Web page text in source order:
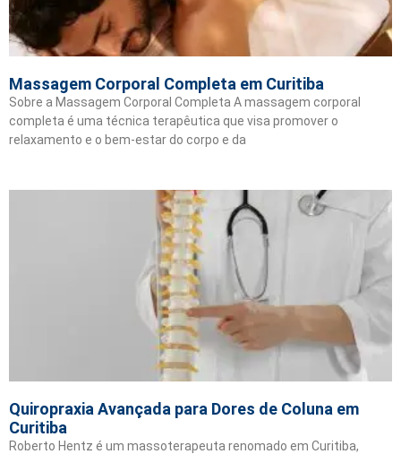
Massagem Corporal Completa em Curitiba
Sobre a Massagem Corporal Completa A massagem corporal
completa é uma técnica terapêutica que visa promover o
relaxamento e o bem-estar do corpo e da
Quiropraxia Avançada para Dores de Coluna em
Curitiba
Roberto Hentz é um massoterapeuta renomado em Curitiba,